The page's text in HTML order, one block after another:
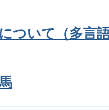
ついて（多言